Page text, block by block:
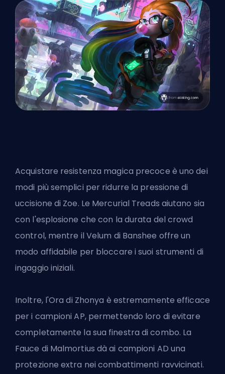
Acquistare resistenza magica precoce è uno dei
modi più semplici per ridurre la pressione di
uccisione di Zoe. Le Mercurial Treads aiutano sia
con l'esplosione che con la durata del crowd
control, mentre il Velum di Banshee offre un
modo affidabile per bloccare i suoi strumenti di
ingaggio iniziali.
Inoltre, l'Ora di Zhonya è estremamente efficace
per i campioni AP, permettendo loro di evitare
completamente la sua finestra di combo. La
Fauce di Malmortius dà ai campioni AD una
protezione extra nei combattimenti ravvicinati.